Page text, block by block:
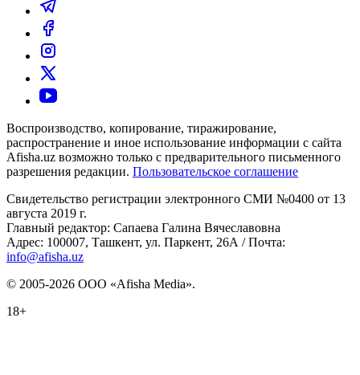
Воспроизводство, копирование, тиражирование,
распространение и иное использование информации с сайта
Afisha.uz возможно только с предварительного письменного
разрешения редакции. Пользовательское соглашение
Свидетельство регистрации электронного СМИ №0400 от 13
августа 2019 г.
Главный редактор: Сапаева Галина Вячеславовна
Адрес: 100007, Ташкент, ул. Паркент, 26А / Почта:
info@afisha.uz
© 2005-2026 ООО «Afisha Media».
18+